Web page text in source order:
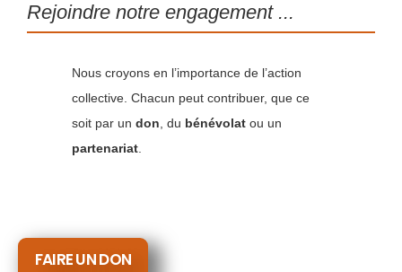
Rejoindre notre engagement ...
Nous croyons en l’importance de l’action
collective. Chacun peut contribuer, que ce
soit par un don, du bénévolat ou un
partenariat.
FAIRE UN DON